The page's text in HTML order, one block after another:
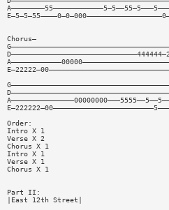
Chorus—
Order:
Intro X 1
Verse X 2
Chorus X 1
Intro X 1
Verse X 1
Chorus X 1
Part II:
|East 12th Street|